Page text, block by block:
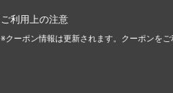
ご利用上の注意
クーポン情報は更新されます。クーポンを